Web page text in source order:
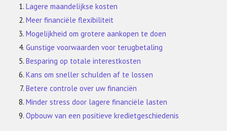
Lagere maandelijkse kosten
Meer financiële flexibiliteit
Mogelijkheid om grotere aankopen te doen
Gunstige voorwaarden voor terugbetaling
Besparing op totale interestkosten
Kans om sneller schulden af te lossen
Betere controle over uw financiën
Minder stress door lagere financiële lasten
Opbouw van een positieve kredietgeschiedenis